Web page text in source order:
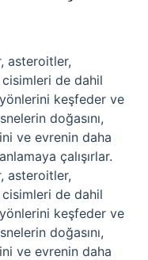
asteroitler,
de dahil
keşfeder ve
doğasını,
ve evrenin daha
çalışırlar.
asteroitler,
de dahil
keşfeder ve
doğasını,
ve evrenin daha